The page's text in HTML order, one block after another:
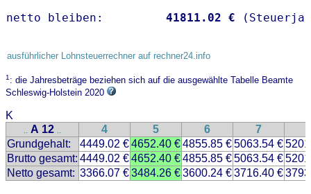
netto bleiben: 41811.02 €
ausführlicher Lohnsteuerrechner auf rechner24.info
1: die Jahresbeträge beziehen sich auf die ausgewählte Tabelle Beamte
Schleswig-Holstein 2020
K
.. A 12 .. 4 5 6 7
Grundgehalt:
4449.02 €4652.40 €4855.85 €5063.54 €
Brutto gesamt: 4449.02 €4652.40 €4855.85 €5063.54 €
Netto gesamt: 3366.07 €3484.26 €3600.24 €3716.40 €